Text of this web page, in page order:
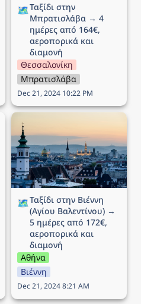
🗺️Ταξίδι στην
Μπρατισλάβα → 4
ημέρες από 164€,
αεροπορικά και
διαμονή
Θεσσαλονίκη
Μπρατισλάβα
Dec 21, 2024 10:22 PM
Ταξίδι στην Βιέννη (Αγίου
Βαλεντίνου) → 5 ημέρες
από 172€, αεροπορικά
και διαμονή
🗺️Ταξίδι στην Βιέννη
(Αγίου Βαλεντίνου) →
5 ημέρες από 172€,
αεροπορικά και
διαμονή
Αθήνα
Βιέννη
Dec 21, 2024 8:21 AM